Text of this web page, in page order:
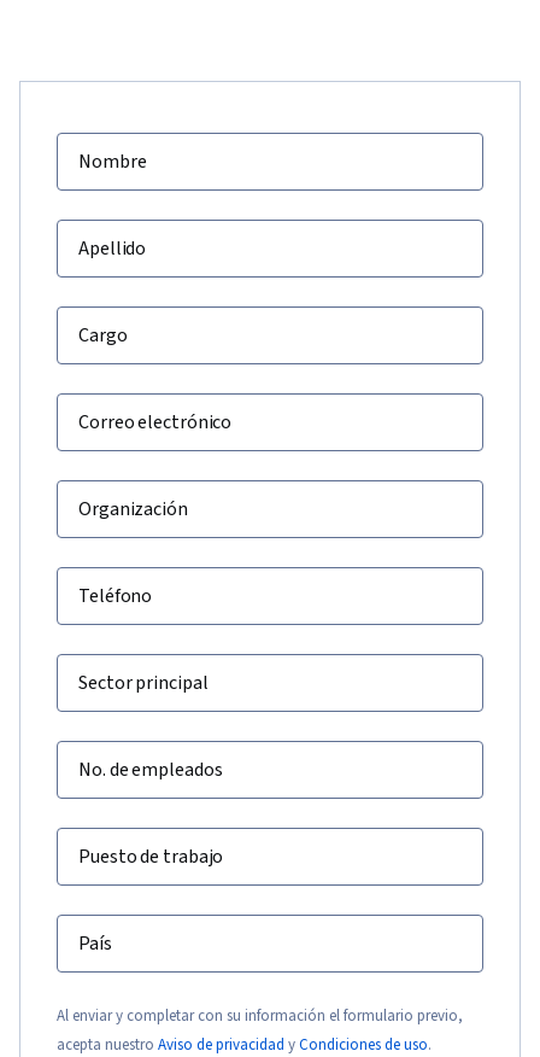
Nombre
Apellido
Cargo
Correo electrónico
Organización
Teléfono
Sector principal
No. de empleados
Puesto de trabajo
País
Al enviar y completar con su información el formulario previo,
acepta nuestro Aviso de privacidad yCondiciones de uso.